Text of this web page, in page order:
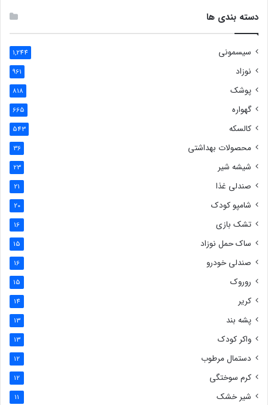
دسته بندی ها
سیسمونی 1,244
نوزاد 961
پوشک 818
گهواره 665
کالسکه 543
محصولات بهداشتی 36
شیشه شیر 23
صندلی غذا 21
شامپو کودک 20
تشک بازی 16
ساک حمل نوزاد 15
صندلی خودرو 16
روروک 15
کریر 14
پشه بند 13
واکر کودک 13
دستمال مرطوب 12
کرم سوختگی 12
شیر خشک 11